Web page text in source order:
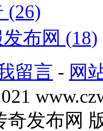
(26)
布网 (18)
留言 - 网
奇发布网